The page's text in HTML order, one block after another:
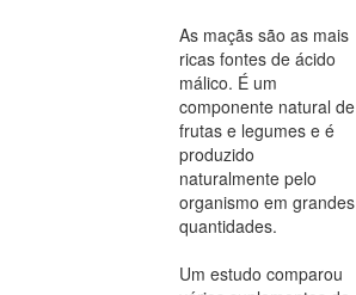
As maçãs são as mais
ricas fontes de ácido
málico. É um
componente natural de
frutas e legumes e é
produzido
naturalmente pelo
organismo em grandes
quantidades.
Um estudo comparou